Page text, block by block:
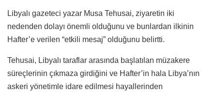
Libyalı gazeteci yazar Musa Tehusai, ziyaretin iki
nedenden dolayı önemli olduğunu ve bunlardan ilkinin
Hafter’e verilen “etkili mesaj” olduğunu belirtti.
Tehusai, Libyalı taraflar arasında başlatılan müzakere
süreçlerinin çıkmaza girdiğini ve Hafter’in hala Libya’nın
askeri yönetimle idare edilmesi hayallerinden